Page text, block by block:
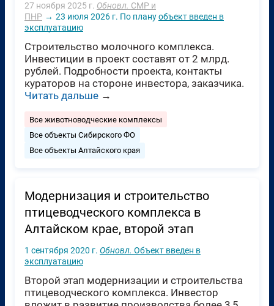
27 ноября 2025 г. Обновл. СМР и
ПНР → 23 июля 2026 г. По плануобъект введен в
эксплуатацию
Строительство молочного комплекса.
Инвестиции в проект составят от 2 млрд.
рублей. Подробности проекта, контакты
кураторов на стороне инвестора, заказчика.
Читать дальше →
Все животноводческие комплексы
Все объекты Сибирского ФО
Все объекты Алтайского края
Модернизация и строительство
птицеводческого комплекса в
Алтайском крае, второй этап
1 сентября 2020 г. Обновл. Объект введен в
эксплуатацию
Второй этап модернизации и строительства
птицеводческого комплекса. Инвестор